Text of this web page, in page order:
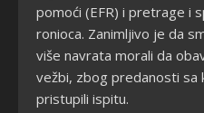
pomoći (EFR) i pretrage i
ronioca. Zanimljivo je da
više navrata morali da
vežbi, zbog predanosti sa
pristupili ispitu.